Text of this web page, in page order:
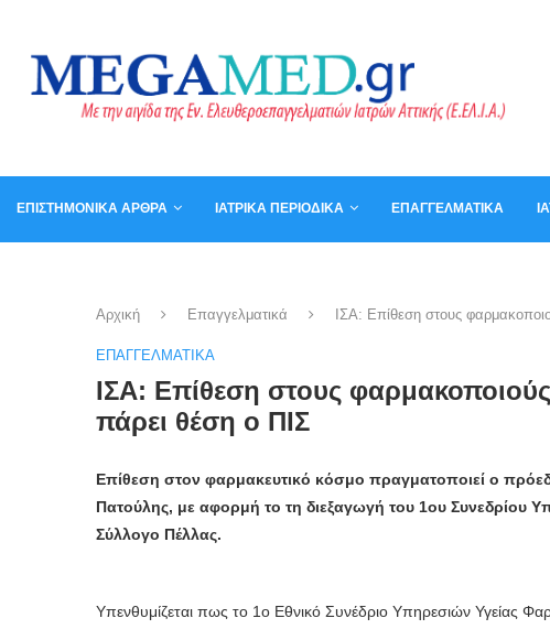
ΕΠΙΣΤΗΜΟΝΙΚΆ ΆΡΘΡΑ ΙΑΤΡΙΚΆ ΠΕΡΙΟΔΙΚΆ ΕΠΑΓΓΕΛΜΑΤΙΚΆ
Αρχική Επαγγελματικά ΙΣΑ: Επίθεση στους
ΕΠΑΓΓΕΛΜΑΤΙΚΆ
ΙΣΑ: Επίθεση στους
πάρει θέση ο ΠΙΣ
Επίθεση στον φαρμακευτικό κόσμο πραγματοποιεί ο
Πατούλης, με αφορμή το τη διεξαγωγή του 1oυ Συνεδρίου
Σύλλογο Πέλλας.
Υπενθυμίζεται πως το 1ο Εθνικό Συνέδριο Υπηρεσιών Υγείας